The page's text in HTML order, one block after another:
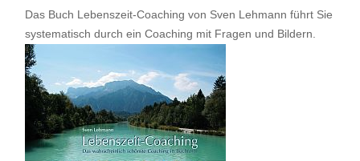
Das Buch Lebenszeit-Coaching von Sven Lehmann führt Sie
systematisch durch ein Coaching mit Fragen und Bildern.